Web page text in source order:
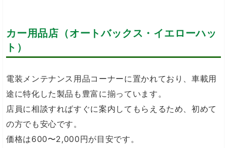
カー用品店（オートバックス・イエローハッ
ト）
電装メンテナンス用品コーナーに置かれており、車載用
途に特化した製品も豊富に揃っています。
店員に相談すればすぐに案内してもらえるため、初めて
の方でも安心です。
価格は600〜2,000円が目安です。